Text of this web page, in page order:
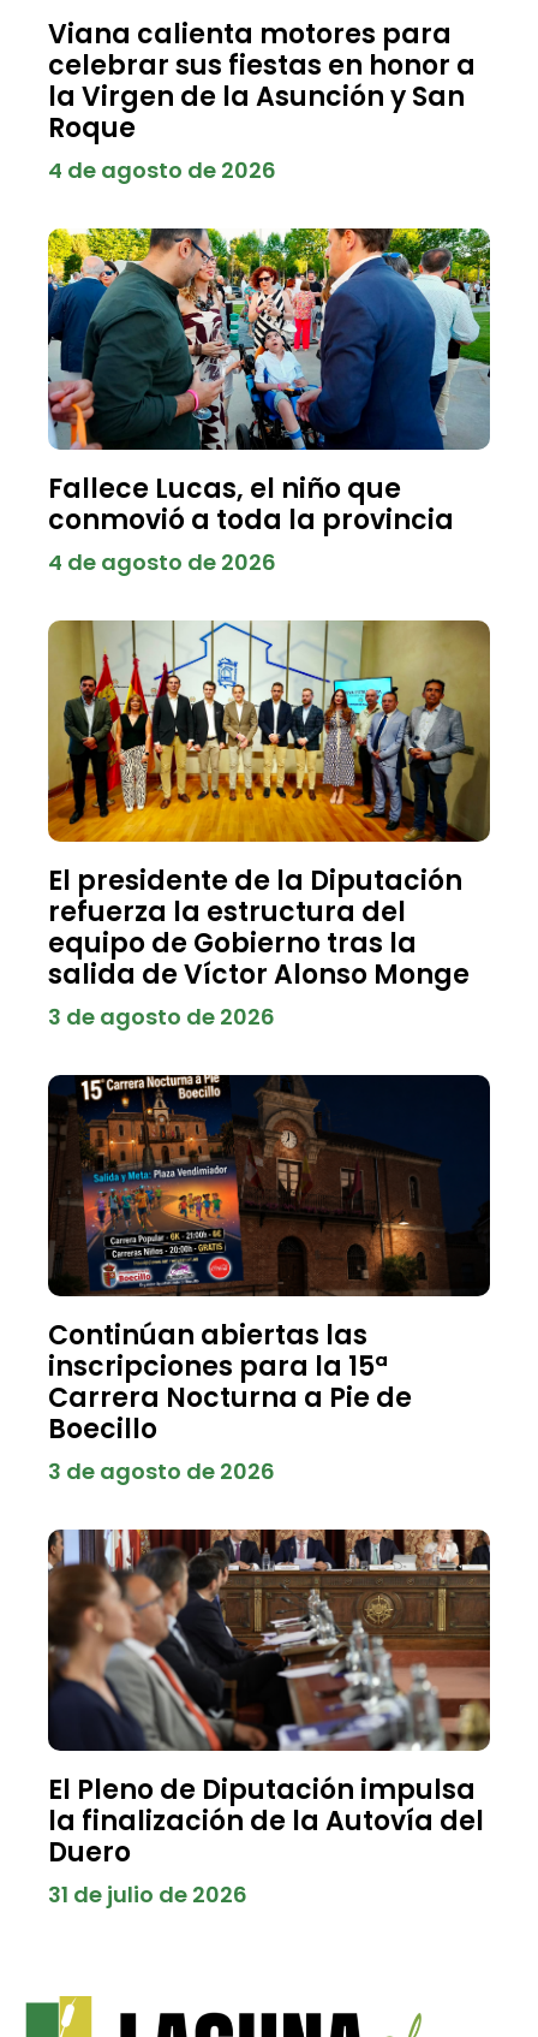
Viana calienta motores para
celebrar sus fiestas en honor a
la Virgen de la Asunción y San
Roque
4 de agosto de 2026
Fallece Lucas, el niño que
conmovió a toda la provincia
4 de agosto de 2026
El presidente de la Diputación
refuerza la estructura del
equipo de Gobierno tras la
salida de Víctor Alonso Monge
3 de agosto de 2026
Continúan abiertas las
inscripciones para la 15ª
Carrera Nocturna a Pie de
Boecillo
3 de agosto de 2026
El Pleno de Diputación impulsa
la finalización de la Autovía del
Duero
31 de julio de 2026